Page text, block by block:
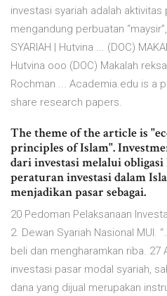
investasi syariah adalah
mengandung perbuatan
SYARIAH | Hutvina ... (DOC)
Hutvina ooo (DOC) Makalah
Rochman ... Academia.edu is a
share research papers.
The theme of the article is
principles of Islam".
dari investasi melalui obligasi
peraturan investasi dalam
menjadikan pasar sebagai.
20 Pedoman Pelaksanaan
2. Dewan Syariah Nasional MUI.
beli dan mengharamkan riba. 27
investasi pasar modal syariah,
dana yang dijual merupakan